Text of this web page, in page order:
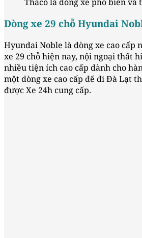
Dòng xe 29 chỗ Hyundai
Hyundai Noble là dòng xe cao cấp
xe 29 chỗ hiện nay, nội ngoại thất
nhiều tiện ích cao cấp dành cho
một dòng xe cao cấp để đi Đà Lạt
được Xe 24h cung cấp.